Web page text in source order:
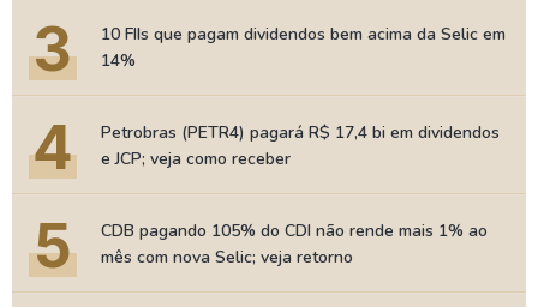
3
10 FIIs que pagam dividendos bem acima da Selic em
14%
4
Petrobras (PETR4) pagará R$ 17,4 bi em dividendos
e JCP; veja como receber
5
CDB pagando 105% do CDI não rende mais 1% ao
mês com nova Selic; veja retorno